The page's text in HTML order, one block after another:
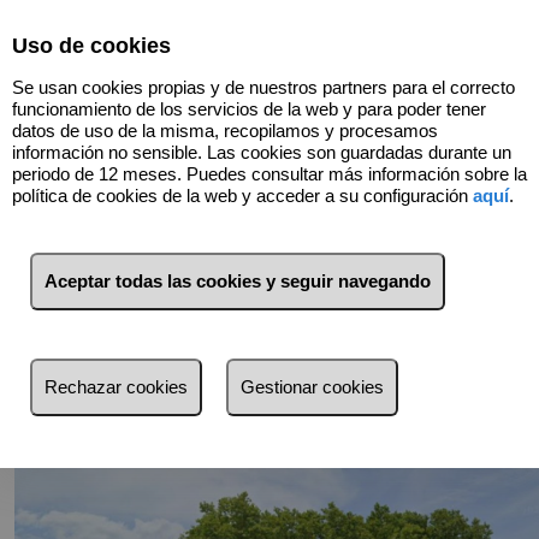
Volver
Uso de cookies
Se usan cookies propias y de nuestros partners para el correcto
funcionamiento de los servicios de la web y para poder tener
datos de uso de la misma, recopilamos y procesamos
información no sensible. Las cookies son guardadas durante un
periodo de 12 meses. Puedes consultar más información sobre la
política de cookies de la web y acceder a su configuración aquí.
Aceptar todas las cookies y seguir navegando
Rechazar cookies Gestionar cookies